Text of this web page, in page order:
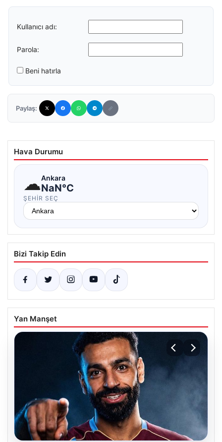
Kullanıcı adı:
Parola:
Beni hatırla
Paylaş:
Hava Durumu
☁Ankara
NaN°C
ŞEHIR SEÇ
Bizi Takip Edin
Yan Manşet